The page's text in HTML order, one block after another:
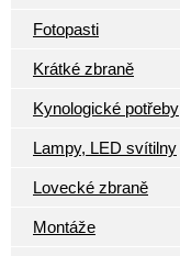
Fotopasti
Krátké zbraně
Kynologické potřeby
Lampy, LED svítilny
Lovecké zbraně
Montáže